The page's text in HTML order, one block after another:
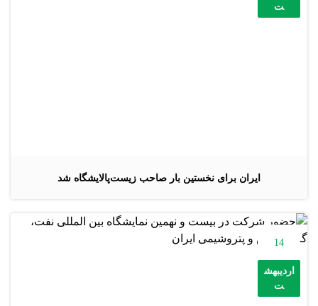
️ایران برای نخستین بار صاحب زیست‌پالایشگاه شد
ت
14
اردیبهش
ت